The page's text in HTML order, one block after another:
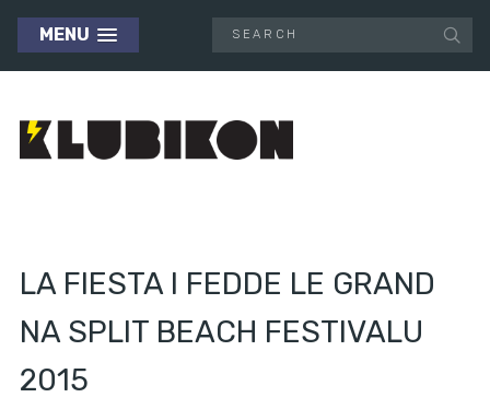
MENU
LA FIESTA I FEDDE LE GRAND
NA SPLIT BEACH FESTIVALU
2015